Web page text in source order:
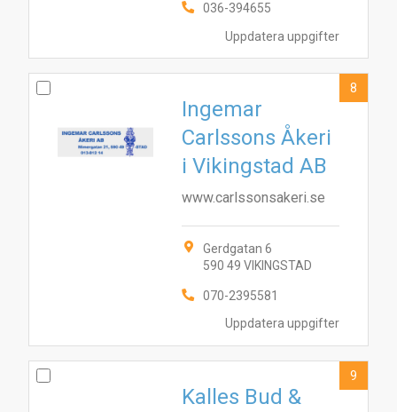
Uppdatera uppgifter
036-394655
Uppdatera uppgifter
Ingemar
Carlssons Åkeri
i Vikingstad AB
www.carlssonsakeri.se
Gerdgatan 6
590 49 VIKINGSTAD
070-2395581
8
Kalles Bud &
9